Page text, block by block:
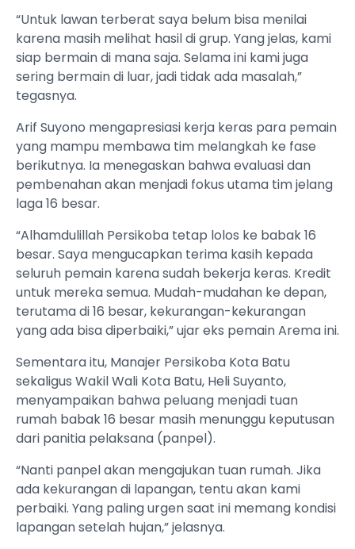
“Untuk lawan terberat saya belum bisa menilai
karena masih melihat hasil di grup. Yang jelas, kami
siap bermain di mana saja. Selama ini kami juga
sering bermain di luar, jadi tidak ada masalah,”
tegasnya.
Arif Suyono mengapresiasi kerja keras para pemain
yang mampu membawa tim melangkah ke fase
berikutnya. Ia menegaskan bahwa evaluasi dan
pembenahan akan menjadi fokus utama tim jelang
laga 16 besar.
“Alhamdulillah Persikoba tetap lolos ke babak 16
besar. Saya mengucapkan terima kasih kepada
seluruh pemain karena sudah bekerja keras. Kredit
untuk mereka semua. Mudah-mudahan ke depan,
terutama di 16 besar, kekurangan-kekurangan
yang ada bisa diperbaiki,” ujar eks pemain Arema ini.
Sementara itu, Manajer Persikoba Kota Batu
sekaligus Wakil Wali Kota Batu, Heli Suyanto,
menyampaikan bahwa peluang menjadi tuan
rumah babak 16 besar masih menunggu keputusan
dari panitia pelaksana (panpel).
“Nanti panpel akan mengajukan tuan rumah. Jika
ada kekurangan di lapangan, tentu akan kami
perbaiki. Yang paling urgen saat ini memang kondisi
lapangan setelah hujan,” jelasnya.